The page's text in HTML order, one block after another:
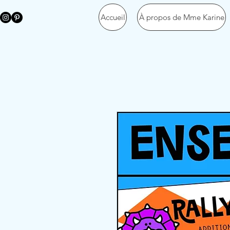
Accueil À propos de Mme Karine